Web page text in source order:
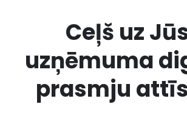
Ceļš uz
uzņēmuma
prasmju